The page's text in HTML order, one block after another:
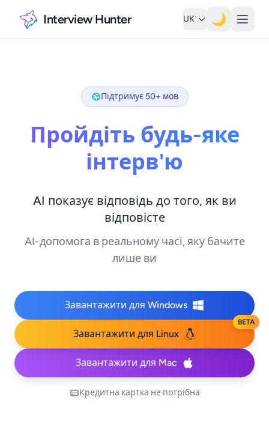
Interview Hunter UK 🌙
Підтримує 50+ мов
Пройдіть будь-яке
інтерв'ю
AI показує відповідь до того, як ви
відповісте
AI-допомога в реальному часі, яку бачите
лише ви
Завантажити для Windows
Завантажити для Linux
BETA
Завантажити для Mac
Кредитна картка не потрібна